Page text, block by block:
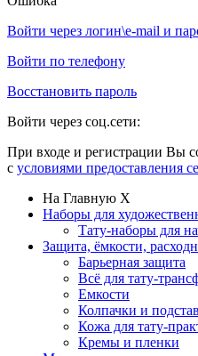
Войти через логин\e-mail и
Войти по телефону
Восстановить пароль
Войти через соц.сети:
При входе и регистрации Вы
с условиями предоставления
На Главную X
Наборы для
Тату-наборы для
Защита, ёмкости,
Барьерная защита
Всё для тату-
Емкости
Колпачки и
Кожа для тату-
Кремы и пленки